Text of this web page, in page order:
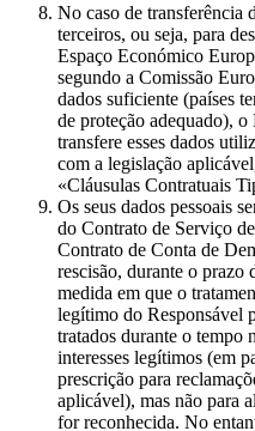
No caso de transferência
terceiros, ou seja, para
Espaço Económico
segundo a Comissão
dados suficiente (países
de proteção adequado),
transfere esses dados
com a legislação
«Cláusulas Contratuais
Os seus dados pessoais
do Contrato de Serviço
Contrato de Conta de
rescisão, durante o prazo
medida em que o
legítimo do Responsável
tratados durante o tempo
interesses legítimos (em
prescrição para
aplicável), mas não para
for reconhecida. No